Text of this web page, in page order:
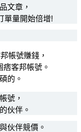
文章，
單量開始倍增!
帳號賺錢，
痞客邦帳號。
的。
號，
伙伴。
伙伴競價。